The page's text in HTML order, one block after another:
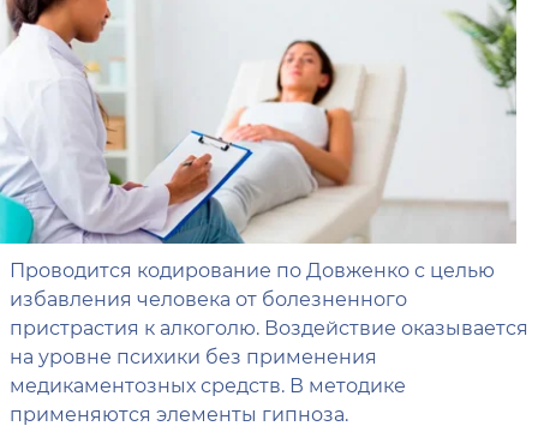
Проводится кодирование по Довженко с целью
избавления человека от болезненного
пристрастия к алкоголю. Воздействие оказывается
на уровне психики без применения
медикаментозных средств. В методике
применяются элементы гипноза.